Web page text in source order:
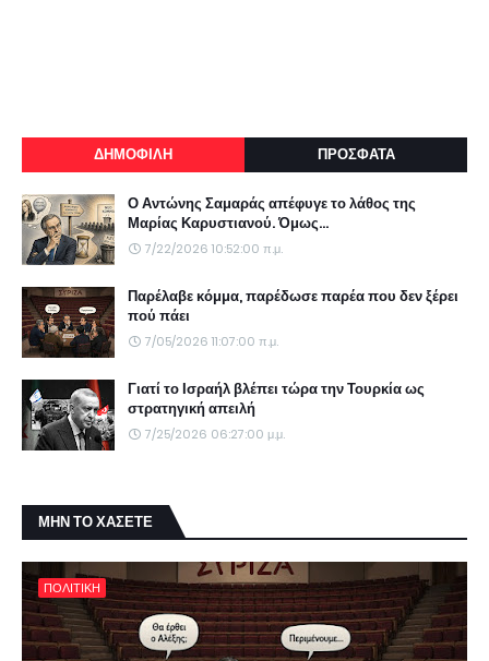
ΔΗΜΟΦΙΛΗ ΠΡΟΣΦΑΤΑ
Ο Αντώνης Σαμαράς απέφυγε το λάθος της
Μαρίας Καρυστιανού. Όμως...
7/22/2026 10:52:00 π.μ.
Παρέλαβε κόμμα, παρέδωσε παρέα που δεν ξέρει
πού πάει
7/05/2026 11:07:00 π.μ.
Γιατί το Ισραήλ βλέπει τώρα την Τουρκία ως
στρατηγική απειλή
7/25/2026 06:27:00 μ.μ.
ΜΗΝ ΤΟ ΧΑΣΕΤΕ
ΠΟΛΙΤΙΚΗ